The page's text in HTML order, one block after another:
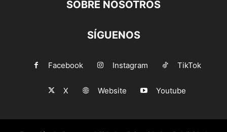
SOBRE NOSOTROS
SÍGUENOS
Facebook Instagram TikTok
X Website Youtube